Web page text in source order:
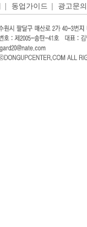
동업가이드 광고문의